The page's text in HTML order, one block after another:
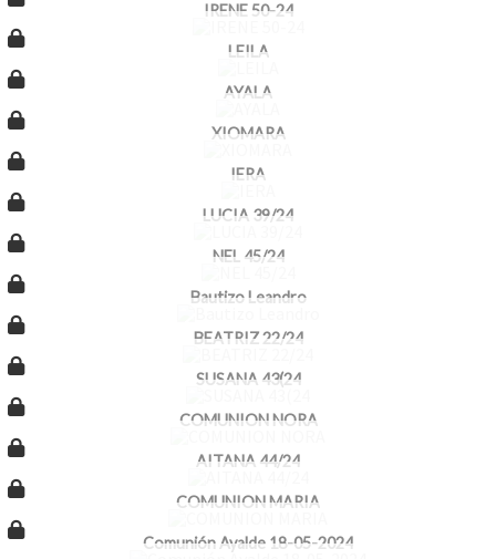
IRENE 50-24
LEILA
AYALA
XIOMARA
IERA
LUCIA 39/24
NEL 45/24
Bautizo Leandro
BEATRIZ 22/24
SUSANA 43(24
COMUNION NORA
AITANA 44/24
COMUNION MARIA
Comunión Ayalde 18-05-2024